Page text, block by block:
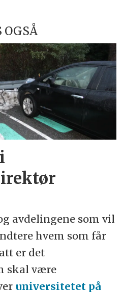
OGSÅ
avdelingene som vil
hvem som får
er det
skal være
universitetet på